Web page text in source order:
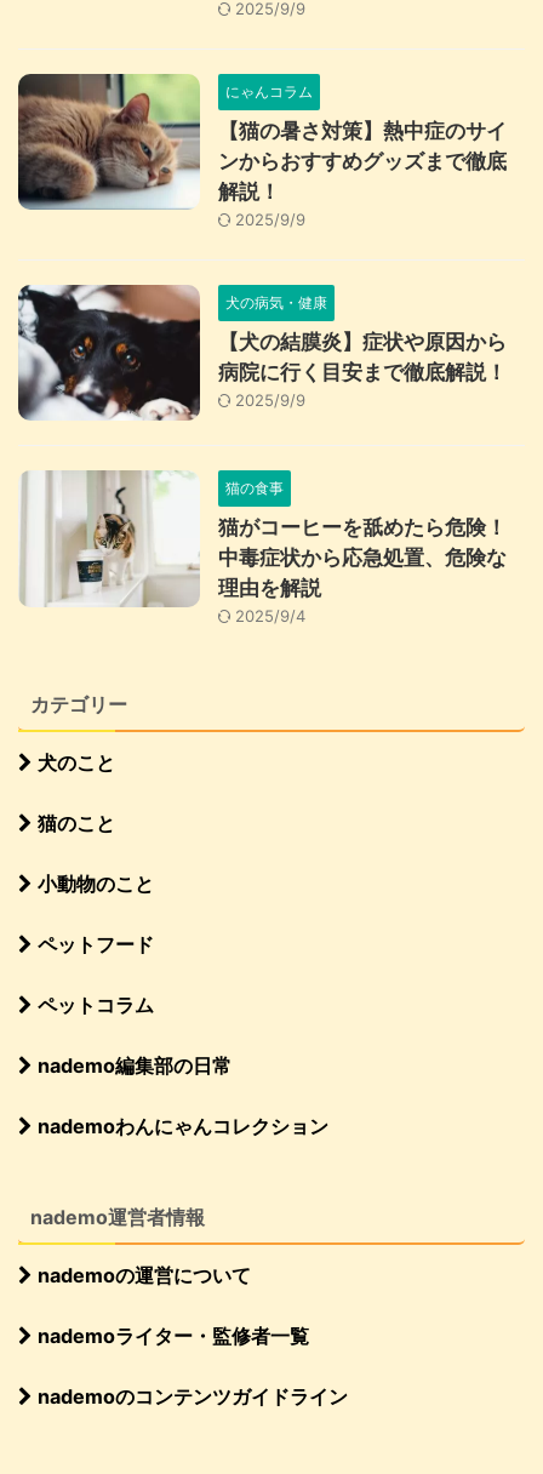
2025/9/9
にゃんコラム
【猫の暑さ対策】熱中症のサイ
ンからおすすめグッズまで徹底
解説！
2025/9/9
犬の病気・健康
【犬の結膜炎】症状や原因から
病院に行く目安まで徹底解説！
2025/9/9
猫の食事
猫がコーヒーを舐めたら危険！
中毒症状から応急処置、危険な
理由を解説
2025/9/4
カテゴリー
犬のこと
猫のこと
小動物のこと
ペットフード
ペットコラム
nademo編集部の日常
nademoわんにゃんコレクション
nademo運営者情報
nademoの運営について
nademoライター・監修者一覧
nademoのコンテンツガイドライン